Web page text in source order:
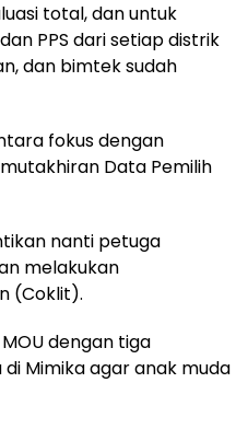
total, dan untuk
PPS dari setiap distrik
dan bimtek sudah
fokus dengan
Data Pemilih
nanti petuga
melakukan
(Coklit).
dengan tiga
Mimika agar anak muda